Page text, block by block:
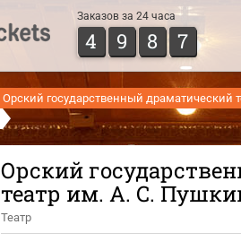
Заказов за 24 часа
4 9 8 7
Орский государственный драматический
Орский
театр им. А. С.
Театр